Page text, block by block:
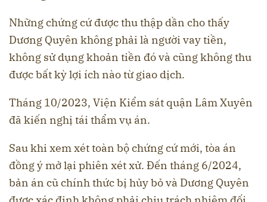
Những chứng cứ được thu thập dần cho thấy
Dương Quyên không phải là người vay tiền,
không sử dụng khoản tiền đó và cũng không thu
được bất kỳ lợi ích nào từ giao dịch.
Tháng 10/2023, Viện Kiểm sát quận Lâm Xuyên
đã kiến nghị tái thẩm vụ án.
Sau khi xem xét toàn bộ chứng cứ mới, tòa án
đồng ý mở lại phiên xét xử. Đến tháng 6/2024,
bản án cũ chính thức bị hủy bỏ và Dương Quyên